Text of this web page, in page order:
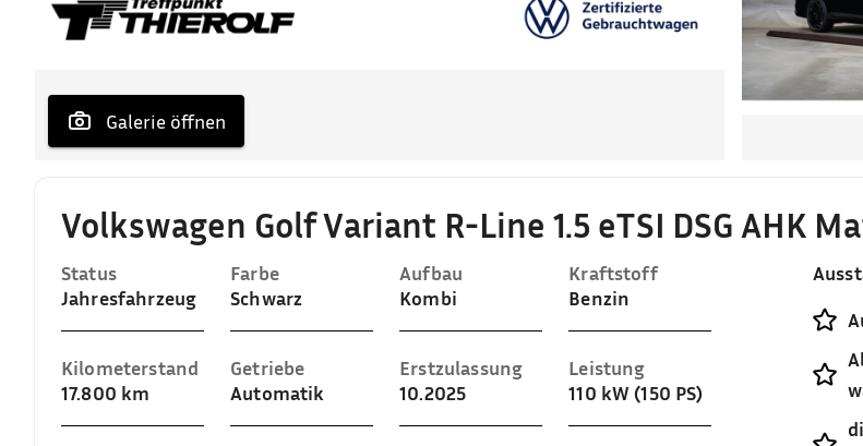
Galerie öffnen
Volkswagen Golf Variant R-Line 1.5 eTSI DSG AHK
Status
Jahresfahrzeug
Farbe
Schwarz
Aufbau
Kombi
Kraftstoff
Benzin
Kilometerstand
17.800 km
Getriebe
Automatik
Erstzulassung
10.2025
Leistung
110 kW (150 PS)